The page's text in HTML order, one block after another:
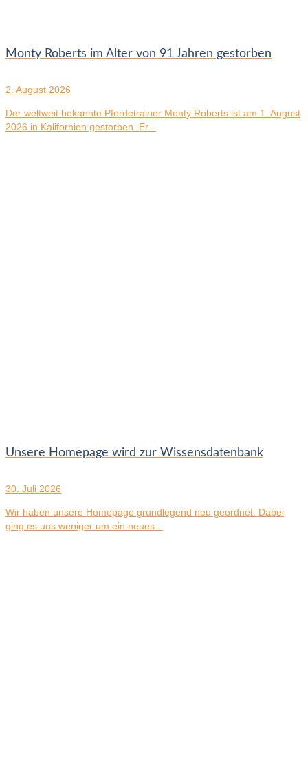
Monty Roberts im Alter von 91 Jahren gestorben
2. August 2026
Der weltweit bekannte Pferdetrainer Monty Roberts ist am 1. August
2026 in Kalifornien gestorben. Er...
Unsere Homepage wird zur Wissensdatenbank
30. Juli 2026
Wir haben unsere Homepage grundlegend neu geordnet. Dabei
ging es uns weniger um ein neues...